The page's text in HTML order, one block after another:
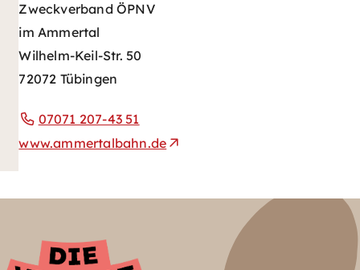
Zweckverband ÖPNV
im Ammertal
Wilhelm-Keil-Str. 50
72072 Tübingen
07071 207-43 51
www.ammertalbahn.de